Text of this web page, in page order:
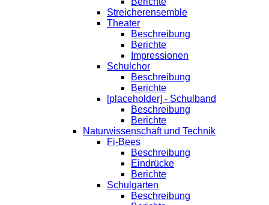
Streicherensemble
Theater
Beschreibung
Berichte
Impressionen
Schulchor
Beschreibung
Berichte
[placeholder] - Schulband
Beschreibung
Berichte
Naturwissenschaft und Technik
Fi-Bees
Beschreibung
Eindrücke
Berichte
Schulgarten
Beschreibung